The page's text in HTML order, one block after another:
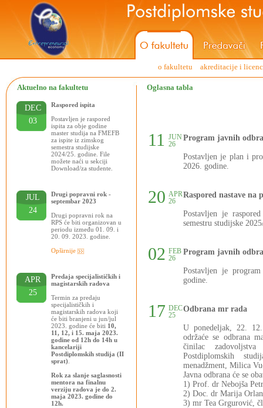
o fakultetu akreditacije i
Aktuelno na fakultetu Oglasna tabla
DEC
03
Raspored ispita
Postavljen je raspored
ispita za obje godine
master studija na FMEFB
za ispite iz zimskog
semestra studijske
2024/25. godine. File
možete naći u sekciji
Download/za studente.
JUL
24
Drugi popravni rok -
septembar 2023
Drugi popravni rok na
RPS će biti organizovan u
periodu između 01. 09. i
20. 09. 2023. godine.
Opširnije
APR
25
Predaja specijalističkih i
magistarskih radova
Termin za predaju
specijalističkih i
magistarskih radova koji
će biti branjeni u jun/jul
2023. godine će biti 10,
11, 12, i 15. maja 2023.
godine od 12h do 14h u
kancelariji
Postdiplomskih studija (II
sprat)
Rok za slanje saglasnosti
mentora na finalnu
verziju radova je do 2.
maja 2023. godine do
12h.
11
JUN
26
Program javnih
Postavljen je plan i
2026. godine.
20 APR
26
Raspored nastave na
Postavljen je
semestru studijske
02 FEB
26
Program javnih
Postavljen je
godine.
17 DEC
25
Odbrana mr rada
U ponedeljak, 22.
održaće se odbrana
činilac
Postdiplomskih
menadžment, Milica
Javna odbrana će se
1) Prof. dr Nebojša
2) Doc. dr Marija
3) mr Tea Grgurović,